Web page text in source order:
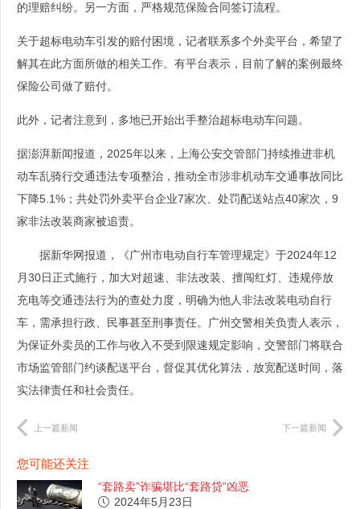
的理赔纠纷。另一方面，严格规范保险合同签订流程。
关于超标电动车引发的赔付困境，记者联系多个外卖平台，希望了
解其在此方面所做的相关工作。有平台表示，目前了解的案例最终
保险公司做了赔付。
此外，记者注意到，多地已开始出手整治超标电动车问题。
据澎湃新闻报道，2025年以来，上海公安交管部门持续推进非机
动车乱骑行交通违法专项整治，推动全市涉非机动车交通事故同比
下降5.1%；共处罚外卖平台企业7家次、处罚配送站点40家次，9
家非法改装商家被追责。
据新华网报道，《广州市电动自行车管理规定》于2024年12
月30日正式施行，加大对超速、非法改装、擅闯红灯、违规停放
充电等交通违法行为的查处力度，明确为他人非法改装电动自行
车，需承担行政、民事甚至刑事责任。广州交警相关负责人表示，
为保证外卖员的工作与收入不受到限速规定影响，交警部门将联合
市场监管部门约谈配送平台，督促其优化算法，放宽配送时间，落
实法律责任和社会责任。
上一篇新闻 下一篇新闻
您可能还关注
“套路卖”诈骗堪比“套路贷”凶恶
2024年5月23日